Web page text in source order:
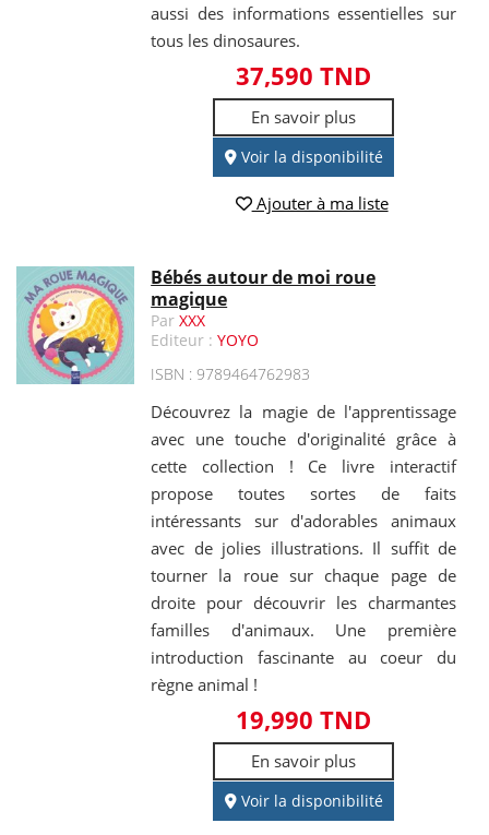
aussi des informations essentielles sur
tous les dinosaures.
37,590 TND
En savoir plus
Voir la disponibilité
Ajouter à ma liste
Bébés autour de moi roue
magique
ParXXX
Editeur :YOYO
ISBN : 9789464762983
Découvrez la magie de l'apprentissage
avec une touche d'originalité grâce à
cette collection ! Ce livre interactif
propose toutes sortes de faits
intéressants sur d'adorables animaux
avec de jolies illustrations. Il suffit de
tourner la roue sur chaque page de
droite pour découvrir les charmantes
familles d'animaux. Une première
introduction fascinante au coeur du
règne animal !
19,990 TND
En savoir plus
Voir la disponibilité